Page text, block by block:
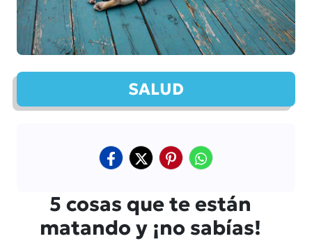
SALUD
5 cosas que te están
matando y ¡no sabías!